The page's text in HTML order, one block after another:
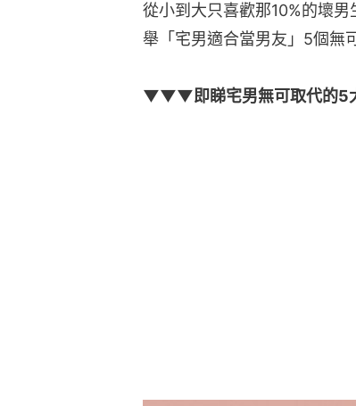
從小到大只喜歡那10%的壞
舉「宅男適合當男友」5個無
▼▼▼即睇宅男無可取代的